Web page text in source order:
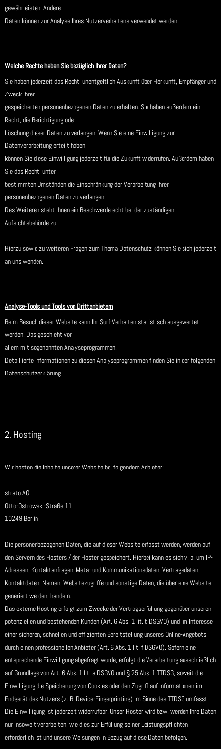
gewährleisten. Andere
Daten können zur Analyse Ihres Nutzerverhaltens verwendet werden.
Welche Rechte haben Sie bezüglich Ihrer Daten?
Sie haben jederzeit das Recht, unentgeltlich Auskunft über Herkunft, Empfänger und
Zweck Ihrer
gespeicherten personenbezogenen Daten zu erhalten. Sie haben außerdem ein
Recht, die Berichtigung oder
Löschung dieser Daten zu verlangen. Wenn Sie eine Einwilligung zur
Datenverarbeitung erteilt haben,
können Sie diese Einwilligung jederzeit für die Zukunft widerrufen. Außerdem haben
Sie das Recht, unter
bestimmten Umständen die Einschränkung der Verarbeitung Ihrer
personenbezogenen Daten zu verlangen.
Des Weiteren steht Ihnen ein Beschwerderecht bei der zuständigen
Aufsichtsbehörde zu.
Hierzu sowie zu weiteren Fragen zum Thema Datenschutz können Sie sich jederzeit
an uns wenden.
Analyse-Tools und Tools von Drittanbietern
Beim Besuch dieser Website kann Ihr Surf-Verhalten statistisch ausgewertet
werden. Das geschieht vor
allem mit sogenannten Analyseprogrammen.
Detaillierte Informationen zu diesen Analyseprogrammen finden Sie in der folgenden
Datenschutzerklärung.
2. Hosting
Wir hosten die Inhalte unserer Website bei folgendem Anbieter:
strato AG
Otto-Ostrowski-Straße 11
10249 Berlin
Die personenbezogenen Daten, die auf dieser Website erfasst werden, werden auf
den Servern des Hosters / der Hoster gespeichert. Hierbei kann es sich v. a. um IP-
Adressen, Kontaktanfragen, Meta- und Kommunikationsdaten, Vertragsdaten,
Kontaktdaten, Namen, Websitezugriffe und sonstige Daten, die über eine Website
generiert werden, handeln.
Das externe Hosting erfolgt zum Zwecke der Vertragserfüllung gegenüber unseren
potenziellen und bestehenden Kunden (Art. 6 Abs. 1 lit. b DSGVO) und im Interesse
einer sicheren, schnellen und effizienten Bereitstellung unseres Online-Angebots
durch einen professionellen Anbieter (Art. 6 Abs. 1 lit. f DSGVO). Sofern eine
entsprechende Einwilligung abgefragt wurde, erfolgt die Verarbeitung ausschließlich
auf Grundlage von Art. 6 Abs. 1 lit. a DSGVO und § 25 Abs. 1 TTDSG, soweit die
Einwilligung die Speicherung von Cookies oder den Zugriff auf Informationen im
Endgerät des Nutzers (z. B. Device-Fingerprinting) im Sinne des TTDSG umfasst.
Die Einwilligung ist jederzeit widerrufbar. Unser Hoster wird bzw. werden Ihre Daten
nur insoweit verarbeiten, wie dies zur Erfüllung seiner Leistungspflichten
erforderlich ist und unsere Weisungen in Bezug auf diese Daten befolgen.